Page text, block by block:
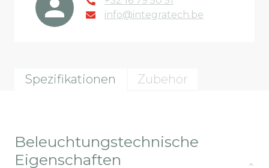
info@integratech.be
Spezifikationen Zubehör
Beleuchtungstechnische
Eigenschaften